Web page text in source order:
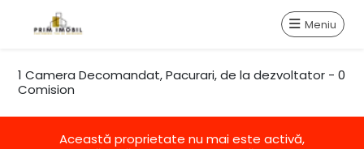
Meniu
1 Camera Decomandat, Pacurari, de la dezvoltator - 0
Comision
Această proprietate nu mai este activă,